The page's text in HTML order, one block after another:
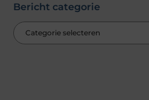
Bericht categorie